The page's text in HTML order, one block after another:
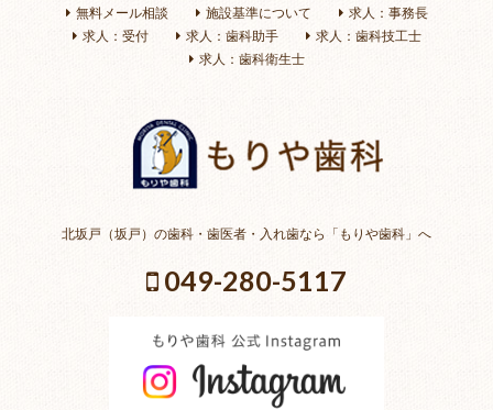
無料メール相談
施設基準について
求人：事務長
求人：受付
求人：歯科助手
求人：歯科技工士
求人：歯科衛生士
北坂戸（坂戸）の歯科・歯医者・入れ歯なら「もりや歯科」へ
049-280-5117